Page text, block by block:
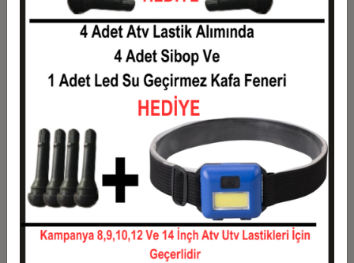
Taksit Taksit Tutarı
Toplam Tutar
1,20 TL
1,20 TL
0,60 TL
0,43 TL
0,33 TL
1,31 TL
5
0,27 TL
1,33 TL
0,23 TL
1,36 TL
7
1,38 TL
8
0,18 TL
1,40 TL
0,16 TL